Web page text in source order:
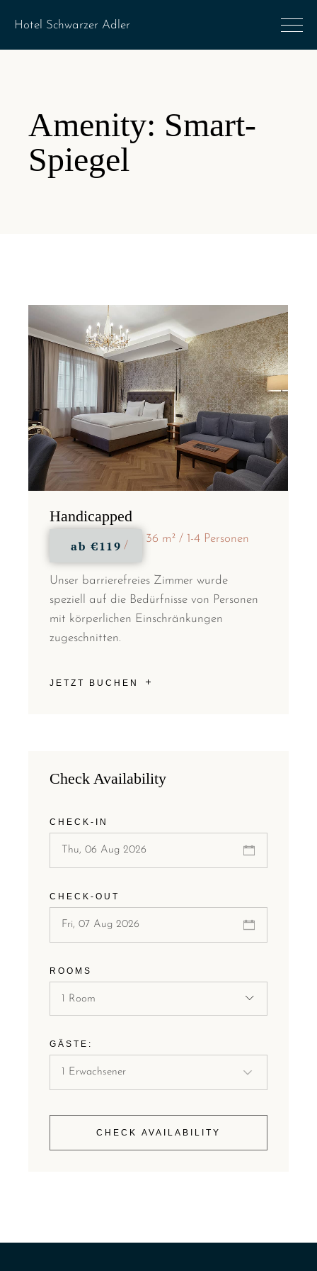
Amenity: Smart-
Spiegel
Handicapped
ab €119 36 m² 1-4 Personen
Unser barrierefreies Zimmer wurde
speziell auf die Bedürfnisse von Personen
mit körperlichen Einschränkungen
zugeschnitten.
JETZT BUCHEN
Check Availability
CHECK-IN
CHECK-OUT
ROOMS
1 Room
GÄSTE:
CHECK AVAILABILITY